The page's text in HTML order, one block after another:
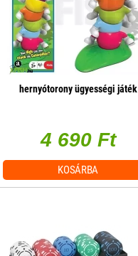
hernyótorony ügyességi játék
4 690 Ft
KOSÁRBA